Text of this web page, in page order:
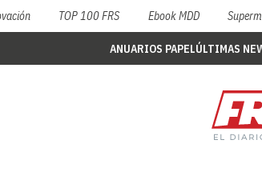
TOP 100 FRS Ebook MDD
ANUARIOS PAPELÚLTIMAS